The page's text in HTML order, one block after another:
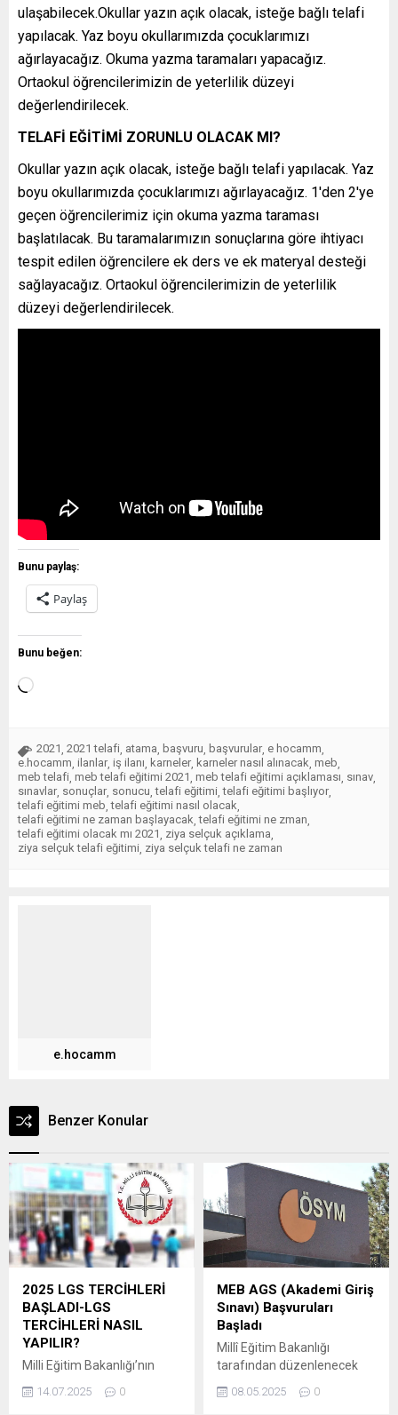
ulaşabilecek.Okullar yazın açık olacak, isteğe bağlı telafi
yapılacak. Yaz boyu okullarımızda çocuklarımızı
ağırlayacağız. Okuma yazma taramaları yapacağız.
Ortaokul öğrencilerimizin de yeterlilik düzeyi
değerlendirilecek.
TELAFİ EĞİTİMİ ZORUNLU OLACAK MI?
Okullar yazın açık olacak, isteğe bağlı telafi yapılacak. Yaz
boyu okullarımızda çocuklarımızı ağırlayacağız. 1'den 2'ye
geçen öğrencilerimiz için okuma yazma taraması
başlatılacak. Bu taramalarımızın sonuçlarına göre ihtiyacı
tespit edilen öğrencilere ek ders ve ek materyal desteği
sağlayacağız. Ortaokul öğrencilerimizin de yeterlilik
düzeyi değerlendirilecek.
Bunu paylaş:
Paylaş
Bunu beğen:
2021, 2021 telafi, atama, başvuru, başvurular, e hocamm,
e.hocamm, ilanlar, iş ilanı, karneler, karneler nasıl alınacak, meb,
meb telafi, meb telafi eğitimi 2021, meb telafi eğitimi açıklaması, sınav,
sınavlar, sonuçlar, sonucu,telafi eğitimi,telafi eğitimi başlıyor,
telafi eğitimi meb,telafi eğitimi nasıl olacak,
telafi eğitimi ne zaman başlayacak,telafi eğitimi ne zman,
telafi eğitimi olacak mı 2021, ziya selçuk açıklama,
ziya selçuk telafi eğitimi, ziya selçuk telafi ne zaman
e.hocamm
Benzer Konular
2025 LGS TERCİHLERİ
BAŞLADI-LGS
TERCİHLERİ NASIL
YAPILIR?
Milli Eğitim Bakanlığı’nın
Ortaöğretime Geçiş Tercih
14.07.2025 0
MEB AGS (Akademi Giriş
Sınavı) Başvuruları
Başladı
Millî Eğitim Bakanlığı
tarafından düzenlenecek
Sınavı (2025-MEB-AGS) ve
08.05.2025 0